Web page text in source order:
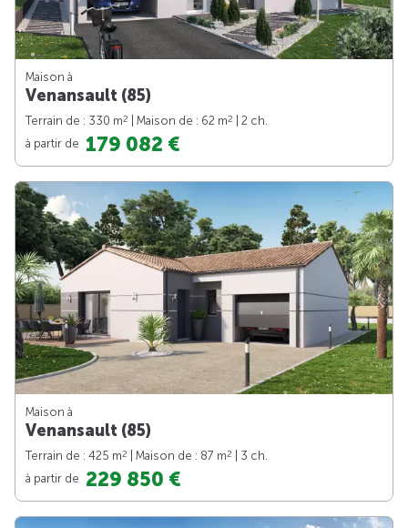
Maison à
Venansault (85)
Terrain de : 330 m2 | Maison de : 62 m2
| 2 ch.
à partir de 179 082 €
Maison à
Venansault (85)
Terrain de : 425 m2 | Maison de : 87 m2
| 3 ch.
à partir de 229 850 €